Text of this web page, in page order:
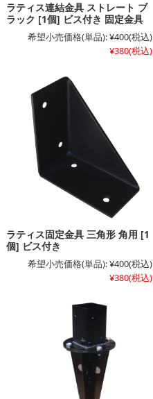
ラティス連結金具 ストレート ブ
ラック [1個] ビス付き 固定金具
希望小売価格(単品):¥400(税込)
¥380(税込)
ラティス固定金具 三角形 角用 [1
個] ビス付き
希望小売価格(単品):¥400(税込)
¥380(税込)